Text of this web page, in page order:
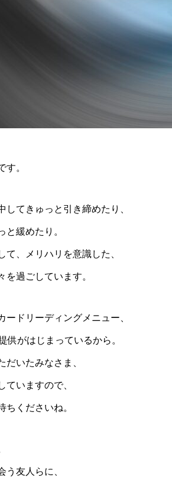
す。
してきゅっと引き締めたり、
と緩めたり。
て、メリハリを意識した、
を過ごしています。
ードリーディングメニュー、
供がはじまっているから。
だいたみなさま、
ていますので、
ちくださいね。
う友人らに、